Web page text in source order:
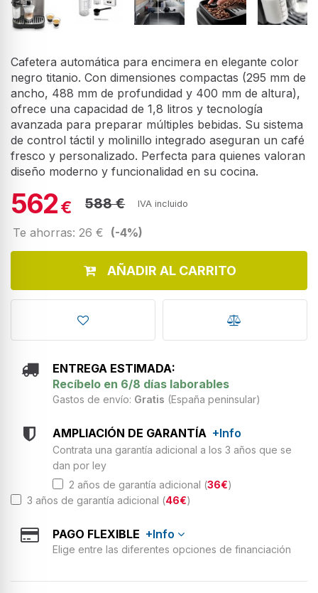
Cafetera automática para encimera en elegante color
negro titanio. Con dimensiones compactas (295 mm de
ancho, 488 mm de profundidad y 400 mm de altura),
ofrece una capacidad de 1,8 litros y tecnología
avanzada para preparar múltiples bebidas. Su sistema
de control táctil y molinillo integrado aseguran un café
fresco y personalizado. Perfecta para quienes valoran
diseño moderno y funcionalidad en su cocina.
562€ 588 € IVA incluido
Te ahorras: 26 € (-4%)
AÑADIR AL CARRITO
ENTREGA ESTIMADA:
Recíbelo en 6/8 días laborables
Gastos de envío: Gratis (España peninsular)
AMPLIACIÓN DE GARANTÍA +Info
Contrata una garantía adicional a los 3 años que se
dan por ley
2 años de garantía adicional (36€)
3 años de garantía adicional (46€)
PAGO FLEXIBLE +Info
Elige entre las diferentes opciones de financiación